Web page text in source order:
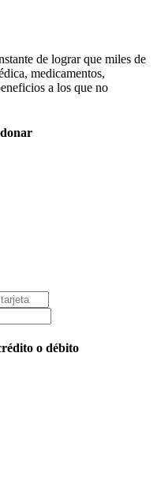
de lograr que miles de
medicamentos,
a los que no
o débito